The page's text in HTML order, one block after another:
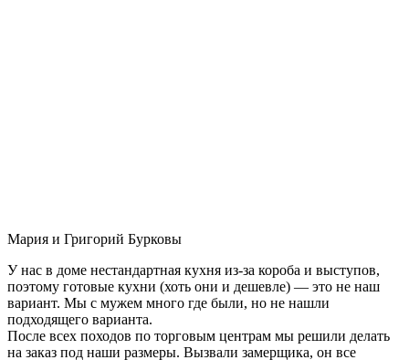
Мария и Григорий Бурковы
У нас в доме нестандартная кухня из-за короба и выступов,
поэтому готовые кухни (хоть они и дешевле) — это не наш
вариант. Мы с мужем много где были, но не нашли
подходящего варианта.
После всех походов по торговым центрам мы решили делать
на заказ под наши размеры. Вызвали замерщика, он все